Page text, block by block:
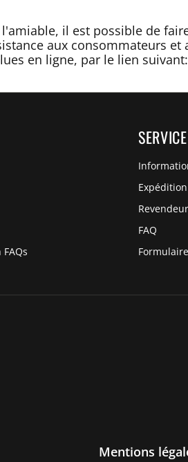
il est possible de
aux consommateurs
en ligne, par le lien suivant:
SERVICE
FAQ
Mentions